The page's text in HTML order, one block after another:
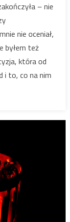
– nie
nie oceniał,
byłem też
która od
i to, co na nim